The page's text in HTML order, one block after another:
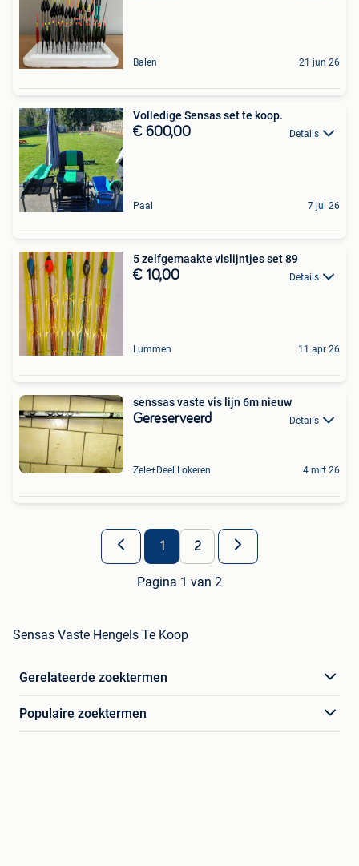
Balen 21 jun 26
Volledige Sensas set te koop.
€ 600,00 Details
Paal 7 jul 26
5 zelfgemaakte vislijntjes set 89
€ 10,00 Details
Lummen 11 apr 26
senssas vaste vis lijn 6m nieuw
Gereserveerd Details
Zele+Deel Lokeren 4 mrt 26
1 2
Pagina 1 van 2
Sensas Vaste Hengels Te Koop
Gerelateerde zoektermen
Populaire zoektermen